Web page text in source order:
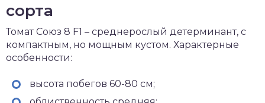
сорта
Томат Союз 8 F1 – среднерослый детерминант, с
компактным, но мощным кустом. Характерные
особенности:
высота побегов 60-80 см;